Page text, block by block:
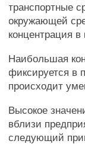
транспортные
окружающей
концентрация в
Наибольшая
фиксируется в
происходит
Высокое
вблизи
следующий